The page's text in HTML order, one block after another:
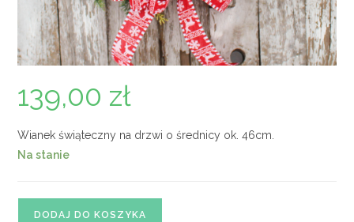
139,00 zł
Wianek świąteczny na drzwi o średnicy ok. 46cm.
Na stanie
DODAJ DO KOSZYKA